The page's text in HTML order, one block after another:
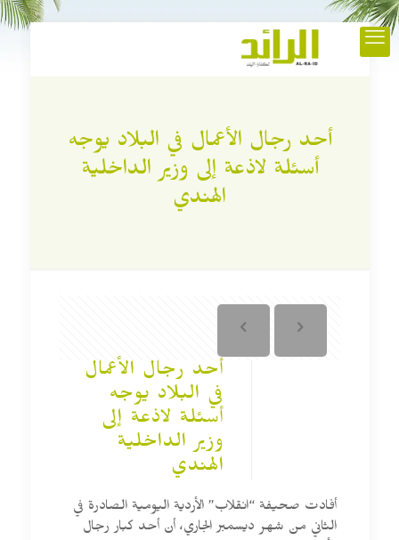
أحد رجال الأعمال في البلاد يوجه
أسئلة لاذعة إلى وزير الداخلية
الهندي
أحد رجال الأعمال
في البلاد يوجه
أسئلة لاذعة إلى
وزير الداخلية
الهندي
أفادت صحيفة “انقلاب” الأردية اليومية الصادرة في
الثاني من شهر ديسمبر الجاري، أن أحد كبار رجال